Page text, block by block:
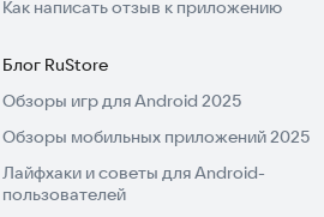
Как написать отзыв к приложению
Блог RuStore
Обзоры игр для Android 2025
Обзоры мобильных приложений 2025
Лайфхаки и советы для Android-
пользователей